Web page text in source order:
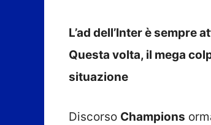
L’ad dell’Inter è
Questa volta, il mega
situazione
Discorso Champions